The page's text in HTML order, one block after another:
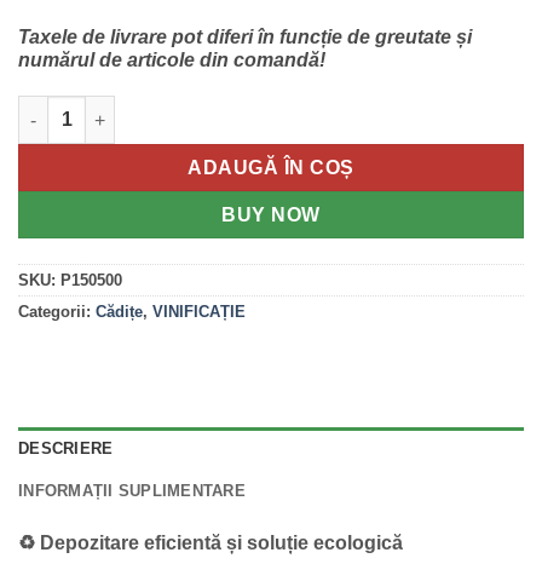
Taxele de livrare pot diferi în funcție de greutate și
numărul de articole din comandă!
ADAUGĂ ÎN COȘ
BUY NOW
SKU: P150500
Categorii: Cădițe, VINIFICAȚIE
DESCRIERE
INFORMAȚII SUPLIMENTARE
♻️ Depozitare eficientă și soluție ecologică